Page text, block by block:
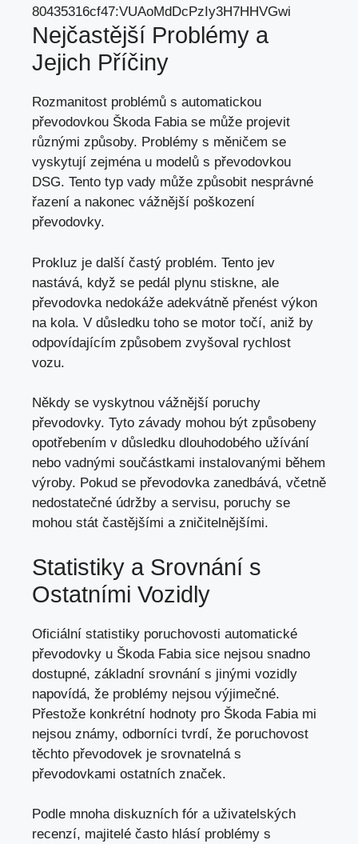
Nejčastější Problémy a
Jejich Příčiny
Rozmanitost problémů s automatickou
převodovkou Škoda Fabia se může projevit
různými způsoby. Problémy s měničem se
vyskytují zejména u modelů s převodovkou
DSG. Tento typ vady může způsobit nesprávné
řazení a nakonec vážnější poškození
převodovky.
Prokluz je další častý problém. Tento jev
nastává, když se pedál plynu stiskne, ale
převodovka nedokáže adekvátně přenést výkon
na kola. V důsledku toho se motor točí, aniž by
odpovídajícím způsobem zvyšoval rychlost
vozu.
Někdy se vyskytnou vážnější poruchy
převodovky. Tyto závady mohou být způsobeny
opotřebením v důsledku dlouhodobého užívání
nebo vadnými součástkami instalovanými během
výroby. Pokud se převodovka zanedbává, včetně
nedostatečné údržby a servisu, poruchy se
mohou stát častějšími a zničitelnějšími.
Statistiky a Srovnání s
Ostatními Vozidly
Oficiální statistiky poruchovosti automatické
převodovky u Škoda Fabia sice nejsou snadno
dostupné, základní srovnání s jinými vozidly
napovídá, že problémy nejsou výjimečné.
Přestože konkrétní hodnoty pro Škoda Fabia mi
nejsou známy, odborníci tvrdí, že poruchovost
těchto převodovek je srovnatelná s
převodovkami ostatních značek.
Podle mnoha diskuzních fór a uživatelských
recenzí, majitelé často hlásí problémy s